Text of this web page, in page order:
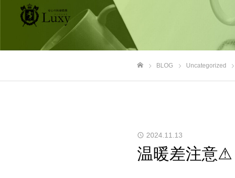
BLOG Uncategorized
2024.11.13
温暖差注意⚠